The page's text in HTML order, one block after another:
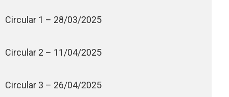
Circular 1 – 28/03/2025
Circular 2 – 11/04/2025
Circular 3 – 26/04/2025